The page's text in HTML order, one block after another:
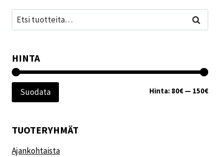
Etsi: Haku
HINTA
Suodata Hinta: 80€ — 150€
TUOTERYHMÄT
Ajankohtaista